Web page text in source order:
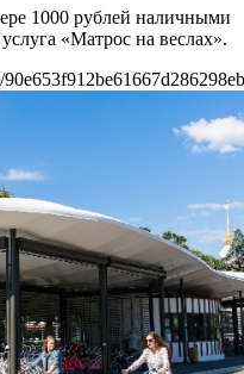
1000 рублей наличными
«Матрос на веслах».